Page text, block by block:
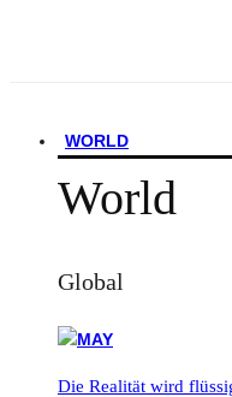
WORLD
World
Global
Die Realität wird